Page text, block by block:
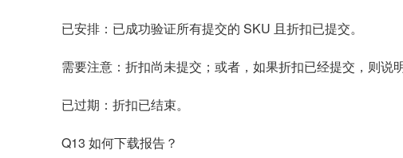
已安排：已成功验证所有提交的 SKU 且折扣已提交。
需要注意：折扣尚未提交；或者，如果折扣已经提交，则说
已过期：折扣已结束。
Q13 如何下载报告？